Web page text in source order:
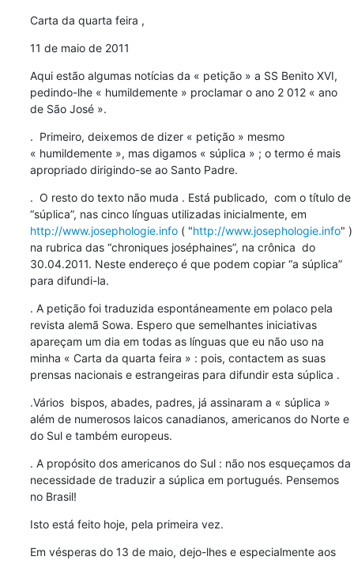
Carta da quarta feira ,
11 de maio de 2011
Aqui estão algumas notícias da « petição » a SS Benito XVI,
pedindo-lhe « humildemente » proclamar o ano 2 012 « ano
de São José ».
.  Primeiro, deixemos de dizer « petição » mesmo
« humildemente », mas digamos « súplica » ; o termo é mais
apropriado dirigindo-se ao Santo Padre.
.  O resto do texto não muda . Está publicado,  com o título de
http://www.josephologie.info ( "http://www.josephologie.info" )
na rubrica das “chroniques joséphaines”, na crônica  do
30.04.2011. Neste endereço é que podem copiar “a súplica”
para difundi-la.
. A petição foi traduzida espontáneamente em polaco pela
revista alemã Sowa. Espero que semelhantes iniciativas
apareçam um dia em todas as línguas que eu não uso na
minha « Carta da quarta feira » : pois, contactem as suas
prensas nacionais e estrangeiras para difundir esta súplica .
.Vários  bispos, abades, padres, já assinaram a « súplica »
além de numerosos laicos canadianos, americanos do Norte e
do Sul e também europeus.
. A propósito dos americanos do Sul : não nos esqueçamos da
necessidade de traduzir a súplica em portugués. Pensemos
no Brasil!
Isto está feito hoje, pela primeira vez.
Em vésperas do 13 de maio, dejo-lhes e especialmente aos